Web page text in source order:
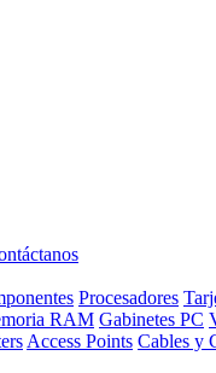
Procesadores
RAM Gabinetes PC
Access Points Cables y